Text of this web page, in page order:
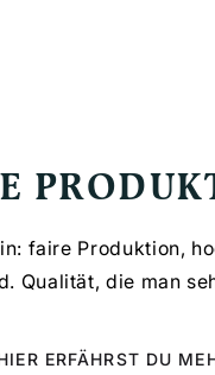
faire Produktion,
Qualität, die man
ERFÄHRST DU